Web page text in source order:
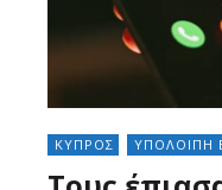
ΚΥΠΡΟΣ ΥΠΟΛΟΙΠΗ